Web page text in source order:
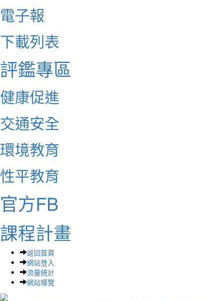
電子報
下載列表
評鑑專區
健康促進
交通安全
環境教育
性平教育
官方FB
課程計畫
返回首頁
網站登入
流量統計
網站導覽